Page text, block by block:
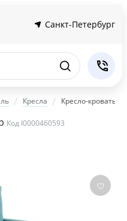
Санкт-Петербург
Кресла Кресло-кровать
Код I0000460593